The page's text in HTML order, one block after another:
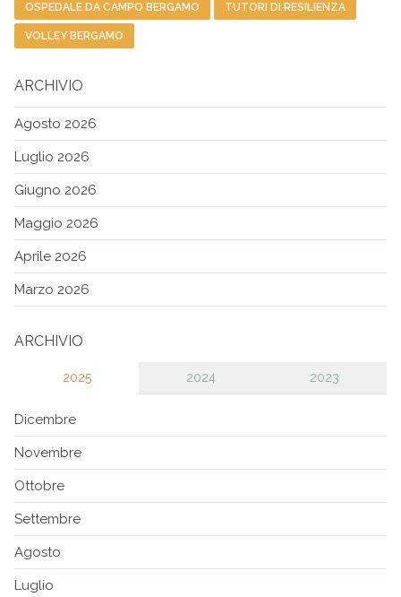
OSPEDALE DA CAMPO BERGAMO TUTORI DI RESILIENZA
VOLLEY BERGAMO
ARCHIVIO
Agosto 2026
Luglio 2026
Giugno 2026
Maggio 2026
Aprile 2026
Marzo 2026
ARCHIVIO
2025 2024 2023
Dicembre
Novembre
Ottobre
Settembre
Agosto
Luglio